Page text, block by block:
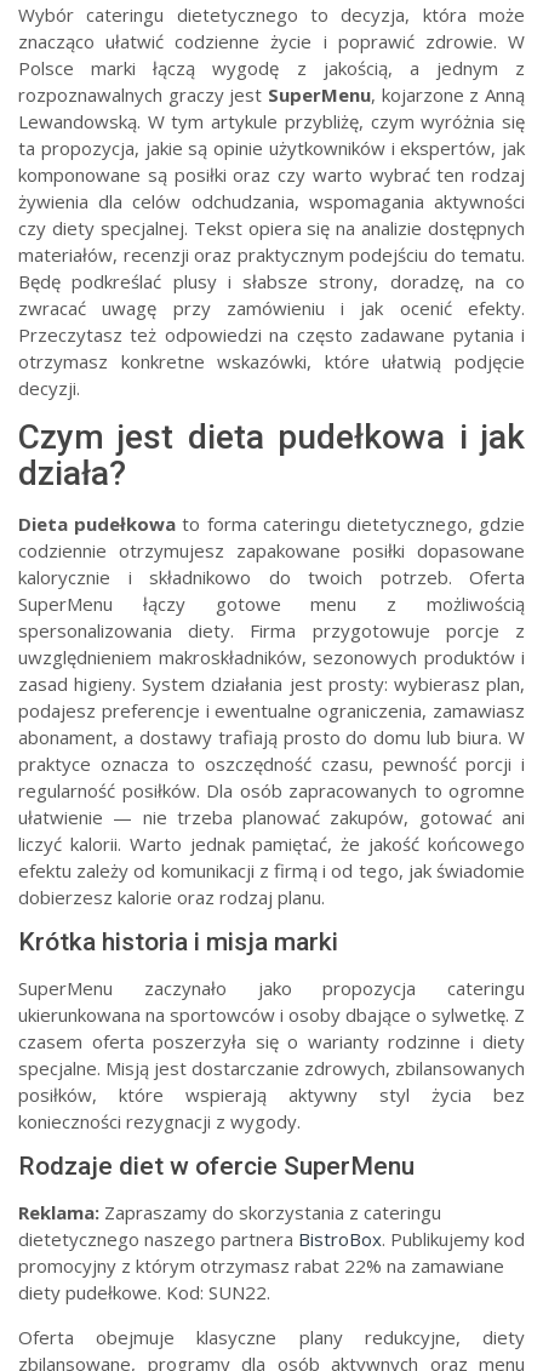
Wybór cateringu dietetycznego to decyzja, która może
znacząco ułatwić codzienne życie i poprawić zdrowie. W
Polsce marki łączą wygodę z jakością, a jednym z
rozpoznawalnych graczy jest SuperMenu, kojarzone z Anną
Lewandowską. W tym artykule przybliżę, czym wyróżnia się
ta propozycja, jakie są opinie użytkowników i ekspertów, jak
komponowane są posiłki oraz czy warto wybrać ten rodzaj
żywienia dla celów odchudzania, wspomagania aktywności
czy diety specjalnej. Tekst opiera się na analizie dostępnych
materiałów, recenzji oraz praktycznym podejściu do tematu.
Będę podkreślać plusy i słabsze strony, doradzę, na co
zwracać uwagę przy zamówieniu i jak ocenić efekty.
Przeczytasz też odpowiedzi na często zadawane pytania i
otrzymasz konkretne wskazówki, które ułatwią podjęcie
decyzji.
Czym jest dieta pudełkowa i jak
działa?
Dieta pudełkowa to forma cateringu dietetycznego, gdzie
codziennie otrzymujesz zapakowane posiłki dopasowane
kalorycznie i składnikowo do twoich potrzeb. Oferta
SuperMenu łączy gotowe menu z możliwością
spersonalizowania diety. Firma przygotowuje porcje z
uwzględnieniem makroskładników, sezonowych produktów i
zasad higieny. System działania jest prosty: wybierasz plan,
podajesz preferencje i ewentualne ograniczenia, zamawiasz
abonament, a dostawy trafiają prosto do domu lub biura. W
praktyce oznacza to oszczędność czasu, pewność porcji i
regularność posiłków. Dla osób zapracowanych to ogromne
ułatwienie — nie trzeba planować zakupów, gotować ani
liczyć kalorii. Warto jednak pamiętać, że jakość końcowego
efektu zależy od komunikacji z firmą i od tego, jak świadomie
dobierzesz kalorie oraz rodzaj planu.
Krótka historia i misja marki
SuperMenu zaczynało jako propozycja cateringu
ukierunkowana na sportowców i osoby dbające o sylwetkę. Z
czasem oferta poszerzyła się o warianty rodzinne i diety
specjalne. Misją jest dostarczanie zdrowych, zbilansowanych
posiłków, które wspierają aktywny styl życia bez
konieczności rezygnacji z wygody.
Rodzaje diet w ofercie SuperMenu
Reklama: Zapraszamy do skorzystania z cateringu
dietetycznego naszego partnera BistroBox. Publikujemy kod
promocyjny z którym otrzymasz rabat 22% na zamawiane
diety pudełkowe. Kod: SUN22.
Oferta obejmuje klasyczne plany redukcyjne, diety
zbilansowane, programy dla osób aktywnych oraz menu